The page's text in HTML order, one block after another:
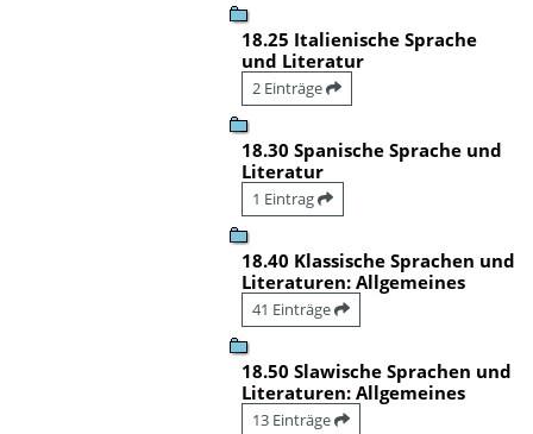
18.25 Italienische Sprache
und Literatur
2 Einträge
18.30 Spanische Sprache und
Literatur
1 Eintrag
18.40 Klassische Sprachen und
Literaturen: Allgemeines
41 Einträge
18.50 Slawische Sprachen und
Literaturen: Allgemeines
13 Einträge